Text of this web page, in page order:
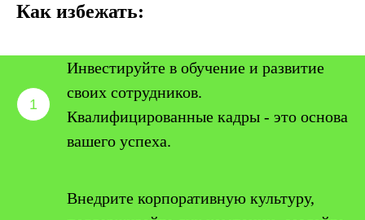
Как избежать:
Инвестируйте в обучение и развитие
своих сотрудников.
Квалифицированные кадры - это основа
вашего успеха.
Внедрите корпоративную культуру,